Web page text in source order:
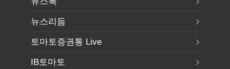
뉴스리듬
토마토증권통 Live
IB토마토